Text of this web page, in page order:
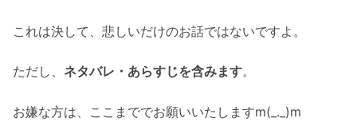
これは決して、悲しいだけのお話ではないですよ。
ただし、 ネタバレ・あらすじを含みます。
お嫌な方は、ここまででお願いいたしますm(_._)m